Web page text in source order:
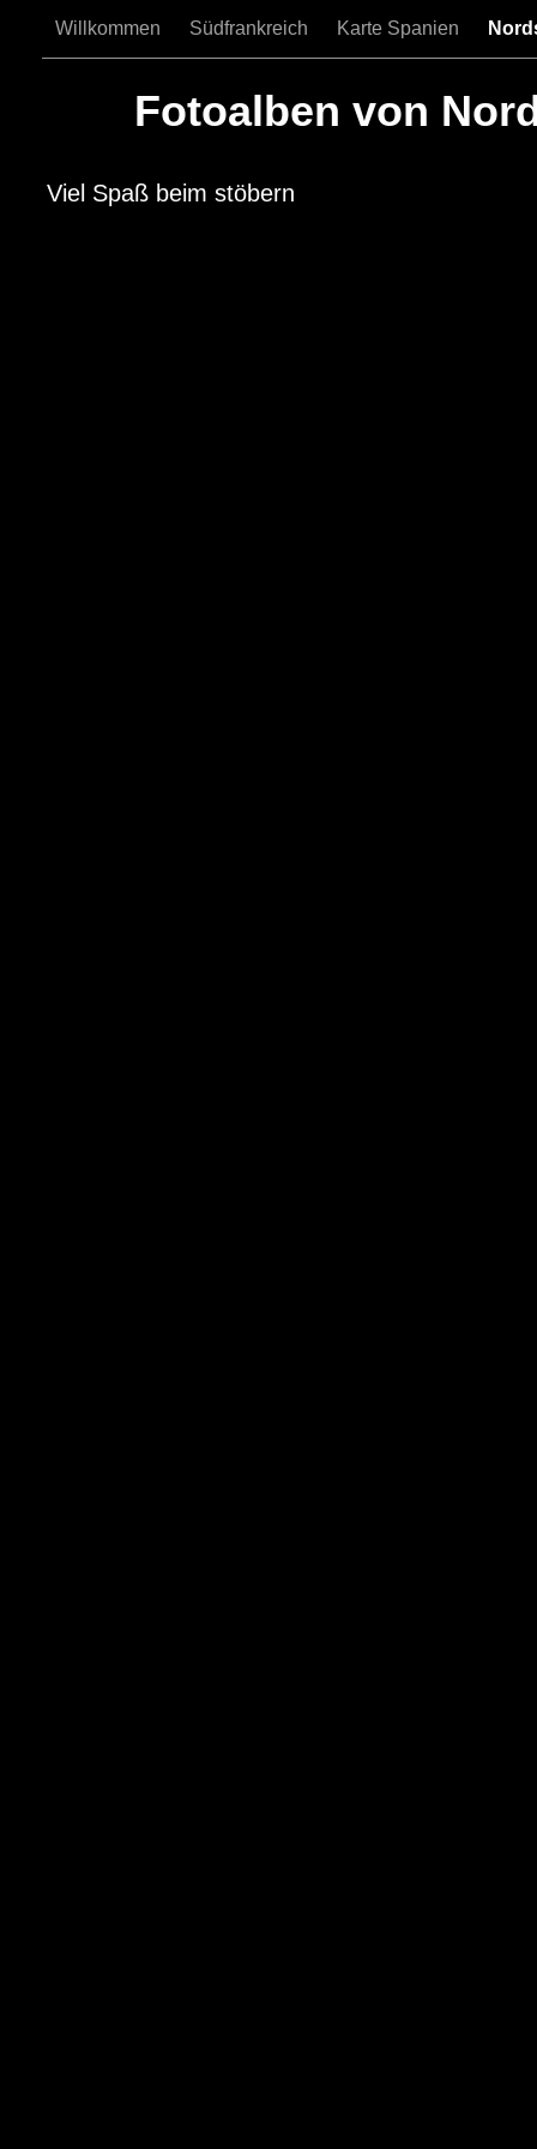
Willkommen Südfrankreich Karte Spanien
Fotoalben von
Viel Spaß beim stöbern